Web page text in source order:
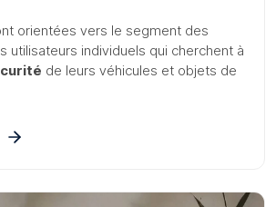
orientées vers le segment des
utilisateurs individuels qui cherchent à
de leurs véhicules et objets de